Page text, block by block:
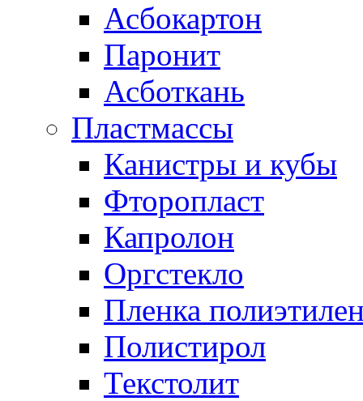
Асбокартон
Паронит
Асботкань
Пластмассы
Канистры и кубы
Фторопласт
Капролон
Оргстекло
Пленка
Полистирол
Текстолит